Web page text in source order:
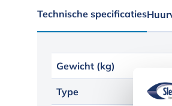
Technische specificaties
Gewicht (kg)
Type